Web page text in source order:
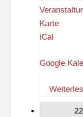
KarteK
z
r
e
iCal
Google